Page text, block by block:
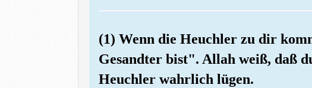
(1) Wenn die Heuchler zu dir
Gesandter bist". Allah weiß, daß
Heuchler wahrlich lügen.